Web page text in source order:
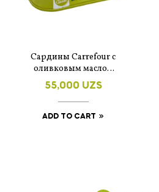
Сардины Carrefour с
оливковым маслом
первого холодного
отжима, 135 г
55,000 UZS
ADD TO CART